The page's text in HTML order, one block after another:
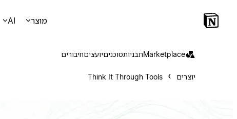
מוצר AI
Marketplaceתבניותסוכניםיועציםחיבורים
יוצרים Think It Through Tools